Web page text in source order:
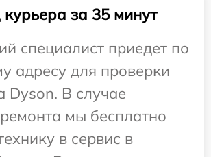
за 35 минут
специалист приедет по
адресу для проверки
Dyson. В случае
мы бесплатно
в сервис в